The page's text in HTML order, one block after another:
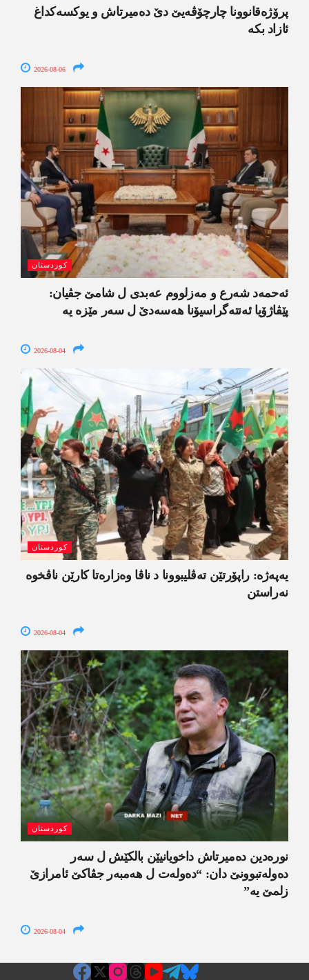
پرۆژەقانوونا چارچۆڤەیێ دێ دەمیرتاش و یوکسەکداغ
ئازاد بکە
2026-08-06
کوردستان
ئەحمەد شەرع و مەزلووم عەبدی ل شامێ جڤیان:
پێڤاژۆیا ئەنتەگراسیۆنا ھەسەدێ ل سەر مێزە یە
2026-08-04
کوردستان
یەپەژە: راپۆرتێن تەڤلیبوونا د ناڤا وەزارەتا کارێن ناڤخوە
نەراستن
2026-08-04
کوردستان
نورەدین دەمیرتاش داخویانیێن بالکێش ل سەر
دەولەتبوونێ دان: “دەولەت ل ھەمبەر جڤاکێ ئامرازێ
زلمێ یە”
2026-08-04